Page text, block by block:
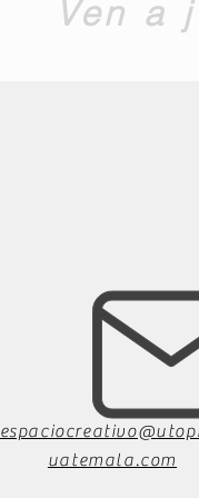
Ven a
uatemala.com